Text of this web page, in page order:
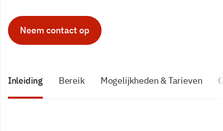
Neem contact op
Inleiding Bereik Mogelijkheden & Tarieven